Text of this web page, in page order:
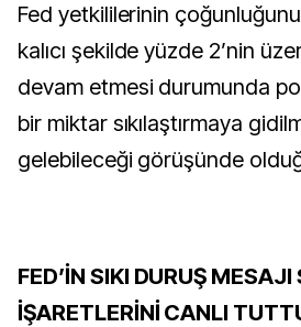
Fed yetkililerinin
kalıcı şekilde yüzde 2’nin
devam etmesi durumunda
bir miktar sıkılaştırmaya
gelebileceği görüşünde
FED’İN SIKI DURUŞ MESAJI
İŞARETLERİNİ CANLI